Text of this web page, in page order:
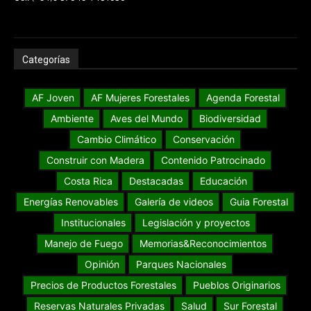
Categorías
AF Joven AF Mujeres Forestales
Agenda Forestal
Ambiente
Aves del Mundo
Biodiversidad
Cambio Climático
Conservación
Construir con Madera
Contenido Patrocinado
Costa Rica
Destacadas
Educación
Energías Renovables
Galería de videos
Guia Forestal
Institucionales
Legislación y proyectos
Manejo de Fuego
Memorias&Reconocimientos
Opinión
Parques Nacionales
Precios de Productos Forestales
Pueblos Originarios
Reservas Naturales Privadas
Salud Sur Forestal